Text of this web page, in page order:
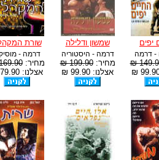
יפים
- דרמה
שמשון ודלילה
דרמה - היסטוריה
מחיר:199.90 ₪
אצלנו: 99.90 ₪
שורת
דרמה -
מחיר:₪
אצלנו: 79.90 ₪